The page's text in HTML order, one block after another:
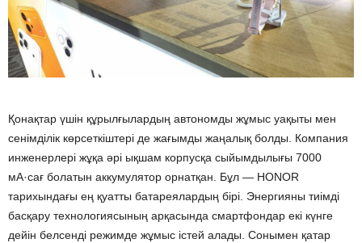
Қонақтар үшін құрылғылардың автономды жұмыс уақыты мен
сенімділік көрсеткіштері де жағымды жаңалық болды. Компания
инженерлері жұқа әрі ықшам корпусқа сыйымдылығы 7000
мА·сағ болатын аккумулятор орнатқан. Бұл — HONOR
тарихындағы ең қуатты батареялардың бірі. Энергияны тиімді
басқару технологиясының арқасында смартфондар екі күнге
дейін белсенді режимде жұмыс істей алады. Сонымен қатар